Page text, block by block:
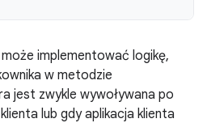
może implementować logikę,
w metodzie
jest zwykle wywoływana po
lub gdy aplikacja klienta